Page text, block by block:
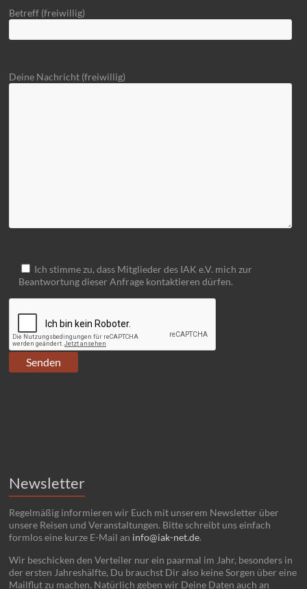
Betreff (freiwillig)
Deine Nachricht (freiwillig)
Ich stimme zu, dass Mitglieder des IAK e.V. mich zur
Beantwortung dieser Anfrage kontaktieren dürfen.
Newsletter
Regelmäßig informieren wir Euch mit unserem Newsletter über
unsere Reisen und Veranstaltungen. Bitte schreibt uns einfach
formlos eine kurze E-Mail an info@iak-net.de.
Wir beschicken den Verteiler nur ein paarmal im Jahr, besonders in
der ersten Jahreshälfte, Du brauchst Dir also keine Sorgen über eine
Mailflut zu machen. Natürlich geben wir Deine Daten auch an